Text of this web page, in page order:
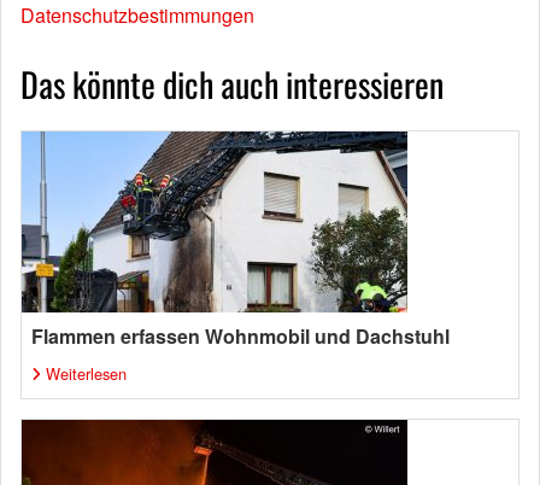
Datenschutzbestimmungen
Das könnte dich auch interessieren
Flammen erfassen Wohnmobil und Dachstuhl
Weiterlesen